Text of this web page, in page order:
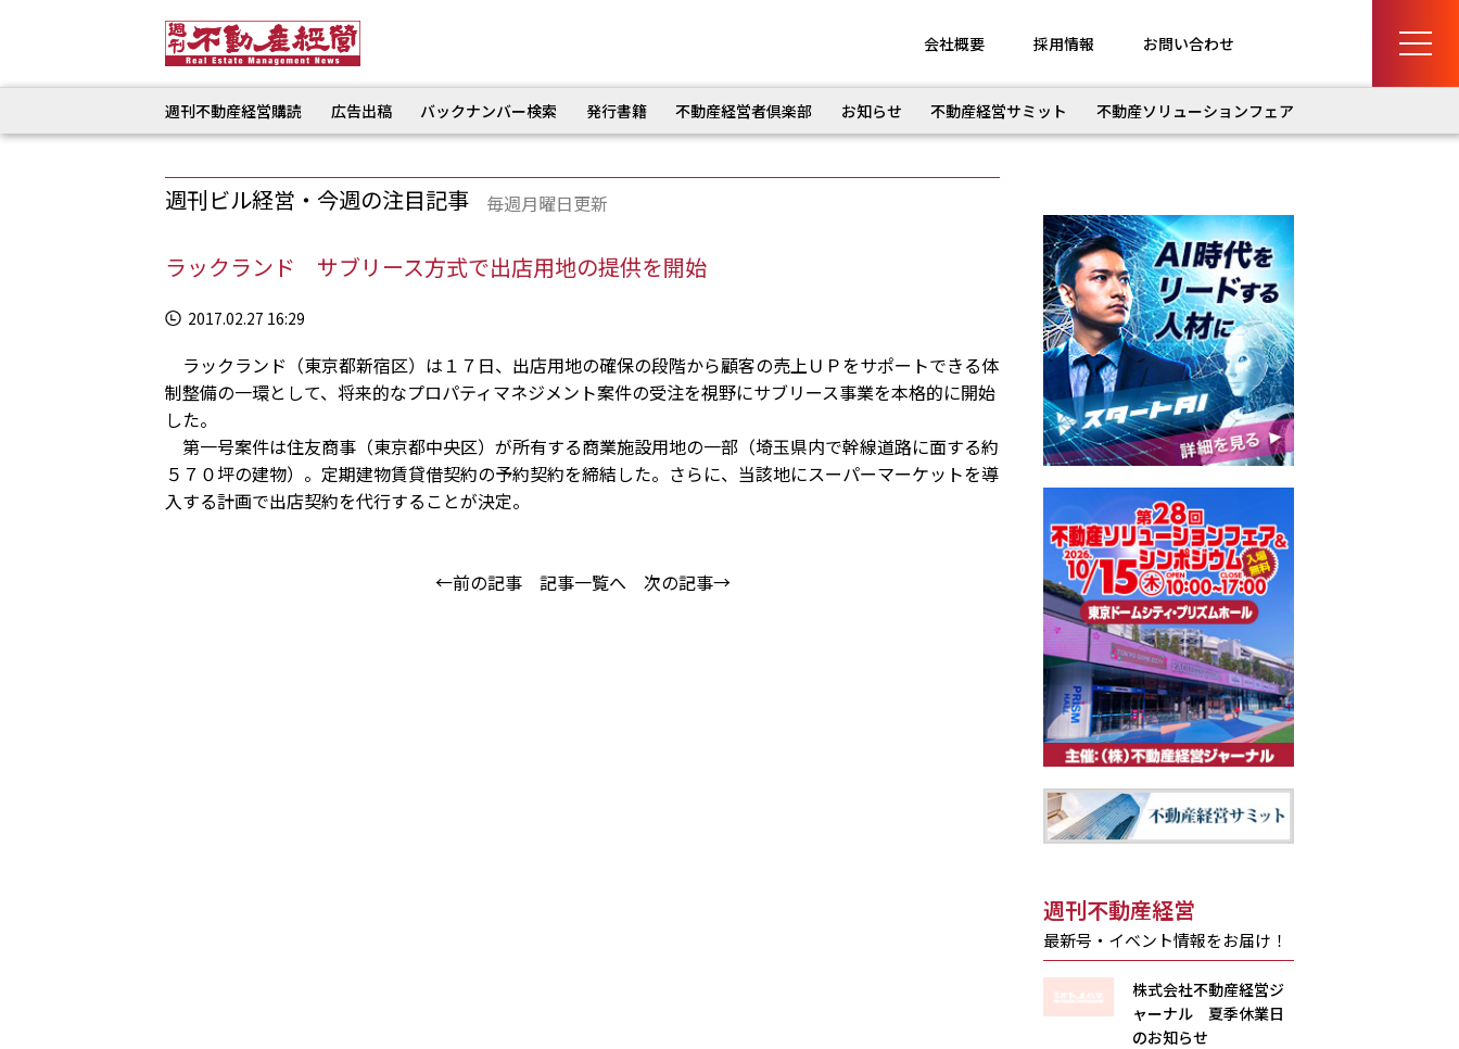
会社概要 採用情報 お問い合わせ
週刊不動産経営購読 広告出稿 バックナンバー検索 発行書籍 不動産経営者倶楽部 お知らせ 不動産経営サミット 不動産ソリューションフェア
週刊ビル経営・今週の注目記事 毎週月曜日更新
ラックランド サブリース方式で出店用地の提供を開始
2017.02.27 16:29
ラックランド（東京都新宿区）は１７日、出店用地の確保の段階から顧客の売上ＵＰをサポートできる体
制整備の一環として、将来的なプロパティマネジメント案件の受注を視野にサブリース事業を本格的に開始
した。
第一号案件は住友商事（東京都中央区）が所有する商業施設用地の一部（埼玉県内で幹線道路に面する約
５７０坪の建物）。定期建物賃貸借契約の予約契約を締結した。さらに、当該地にスーパーマーケットを導
入する計画で出店契約を代行することが決定。
←前の記事 記事一覧へ 次の記事→
週刊不動産経営
最新号・イベント情報をお届け！
株式会社不動産経営ジ
ャーナル 夏季休業日
のお知らせ